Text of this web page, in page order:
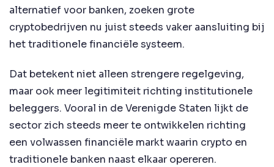
alternatief voor banken, zoeken grote
cryptobedrijven nu juist steeds vaker aansluiting bij
het traditionele financiële systeem.
Dat betekent niet alleen strengere regelgeving,
maar ook meer legitimiteit richting institutionele
beleggers. Vooral in de Verenigde Staten lijkt de
sector zich steeds meer te ontwikkelen richting
een volwassen financiële markt waarin crypto en
traditionele banken naast elkaar opereren.